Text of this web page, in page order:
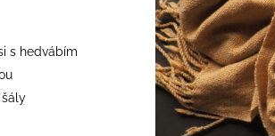
s hedvábím
šály